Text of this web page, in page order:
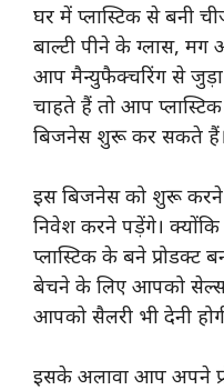
घर में प्लास्टिक से बनी
बाल्टी पीने के ग्लास,
आप मैन्युफैक्चरिंग से
चाहते हैं तो आप
बिजनेस शुरू कर सकते हैं।
इस बिजनेस को शुरू
निवेश करने पड़ेंगे। क्योंकि
प्लास्टिक के बने प्रोडक्ट
बेचने के लिए आपको
आपको सैलरी भी देनी
इसके अलावा आप अपने